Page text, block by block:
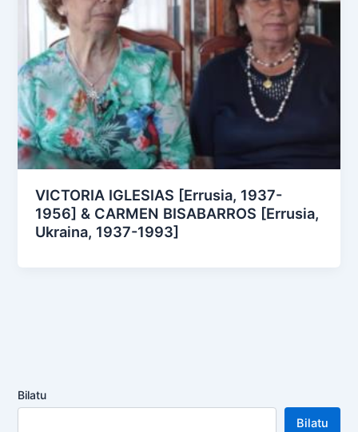
VICTORIA IGLESIAS [Errusia, 1937-
1956] & CARMEN BISABARROS [Errusia,
Ukraina, 1937-1993]
Bilatu
Bilatu